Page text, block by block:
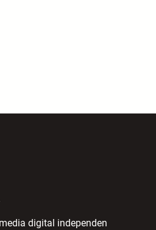
digital independen